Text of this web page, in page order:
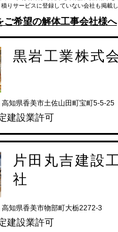
積りサービスに登録していない会社も掲載し
ご希望の解体工事会社様へ
黒岩工業株式
知県香美市土佐山田町宝町5-5-25
建設業許可
片田丸吉建設
社
知県香美市物部町大栃2272-3
建設業許可